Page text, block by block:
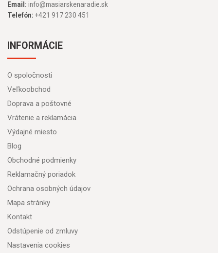
Email: info@masiarskenaradie.sk
Telefón: +421 917 230 451
INFORMÁCIE
O spoločnosti
Veľkoobchod
Doprava a poštovné
Vrátenie a reklamácia
Výdajné miesto
Blog
Obchodné podmienky
Reklamačný poriadok
Ochrana osobných údajov
Mapa stránky
Kontakt
Odstúpenie od zmluvy
Nastavenia cookies